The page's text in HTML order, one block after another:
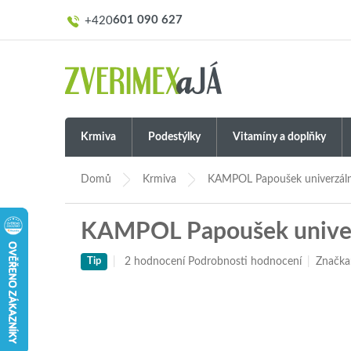
601 090 627
Krmiva Podestýlky Vitamíny a doplňky
Domů Krmiva KAMPOL Papoušek
KAMPOL Papoušek
Tip
Průměrné
2 hodnocení Podrobnosti hodnocení